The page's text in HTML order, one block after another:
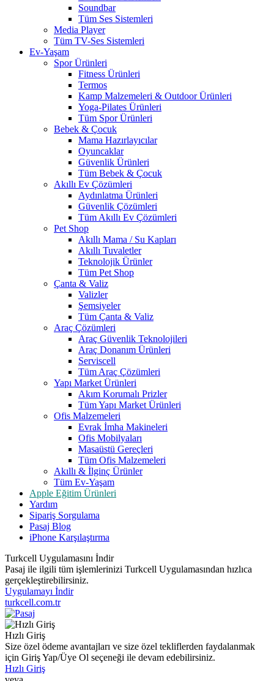
Soundbar
Tüm Ses Sistemleri
Media Player
Tüm TV-Ses Sistemleri
Ev-Yaşam
Spor Ürünleri
Fitness Ürünleri
Termos
Kamp Malzemeleri & Outdoor Ürünleri
Yoga-Pilates Ürünleri
Tüm Spor Ürünleri
Bebek & Çocuk
Mama Hazırlayıcılar
Oyuncaklar
Güvenlik Ürünleri
Tüm Bebek & Çocuk
Akıllı Ev Çözümleri
Aydınlatma Ürünleri
Güvenlik Çözümleri
Tüm Akıllı Ev Çözümleri
Pet Shop
Akıllı Mama / Su Kapları
Akıllı Tuvaletler
Teknolojik Ürünler
Tüm Pet Shop
Çanta & Valiz
Valizler
Şemsiyeler
Tüm Çanta & Valiz
Araç Çözümleri
Araç Güvenlik Teknolojileri
Araç Donanım Ürünleri
Serviscell
Tüm Araç Çözümleri
Yapı Market Ürünleri
Akım Korumalı Prizler
Tüm Yapı Market Ürünleri
Ofis Malzemeleri
Evrak İmha Makineleri
Ofis Mobilyaları
Masaüstü Gereçleri
Tüm Ofis Malzemeleri
Akıllı & İlginç Ürünler
Tüm Ev-Yaşam
Apple Eğitim Ürünleri
Yardım
Sipariş Sorgulama
Pasaj Blog
iPhone Karşılaştırma
Turkcell Uygulamasını İndir
Pasaj ile ilgili tüm işlemlerinizi Turkcell Uygulamasından hızlıca
gerçekleştirebilirsiniz.
Uygulamayı İndir
turkcell.com.tr
Hızlı Giriş
Size özel ödeme avantajları ve size özel tekliflerden faydalanmak
için Giriş Yap/Üye Ol seçeneği ile devam edebilirsiniz.
Hızlı Giriş